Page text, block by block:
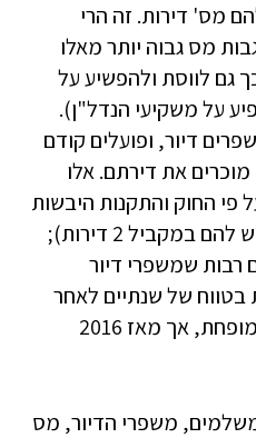
מס' דירות. זה הרי
מס גבוה יותר מאלו
גם לווסת ולהפשיע על
על משקיעי הנדל"ן).
דיור, ופועלים קודם
את דירתם. אלו
פי החוק והתקנות היבשות
שנוגעות למס רכישה (שכן יש להם במקביל 2 דירות);
רבות שמשפרי דיור
של שנתיים לאחר
הרכישה ישלמו מס רכישה מופחת, אך מאז 2016
משפרי הדיור, מס